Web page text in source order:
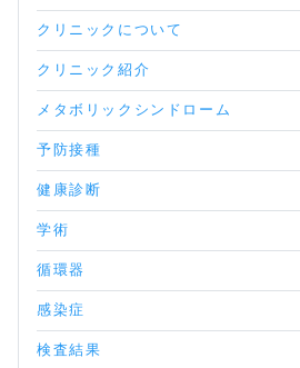
クリニックについて
クリニック紹介
メタボリックシンドローム
予防接種
健康診断
学術
循環器
感染症
検査結果